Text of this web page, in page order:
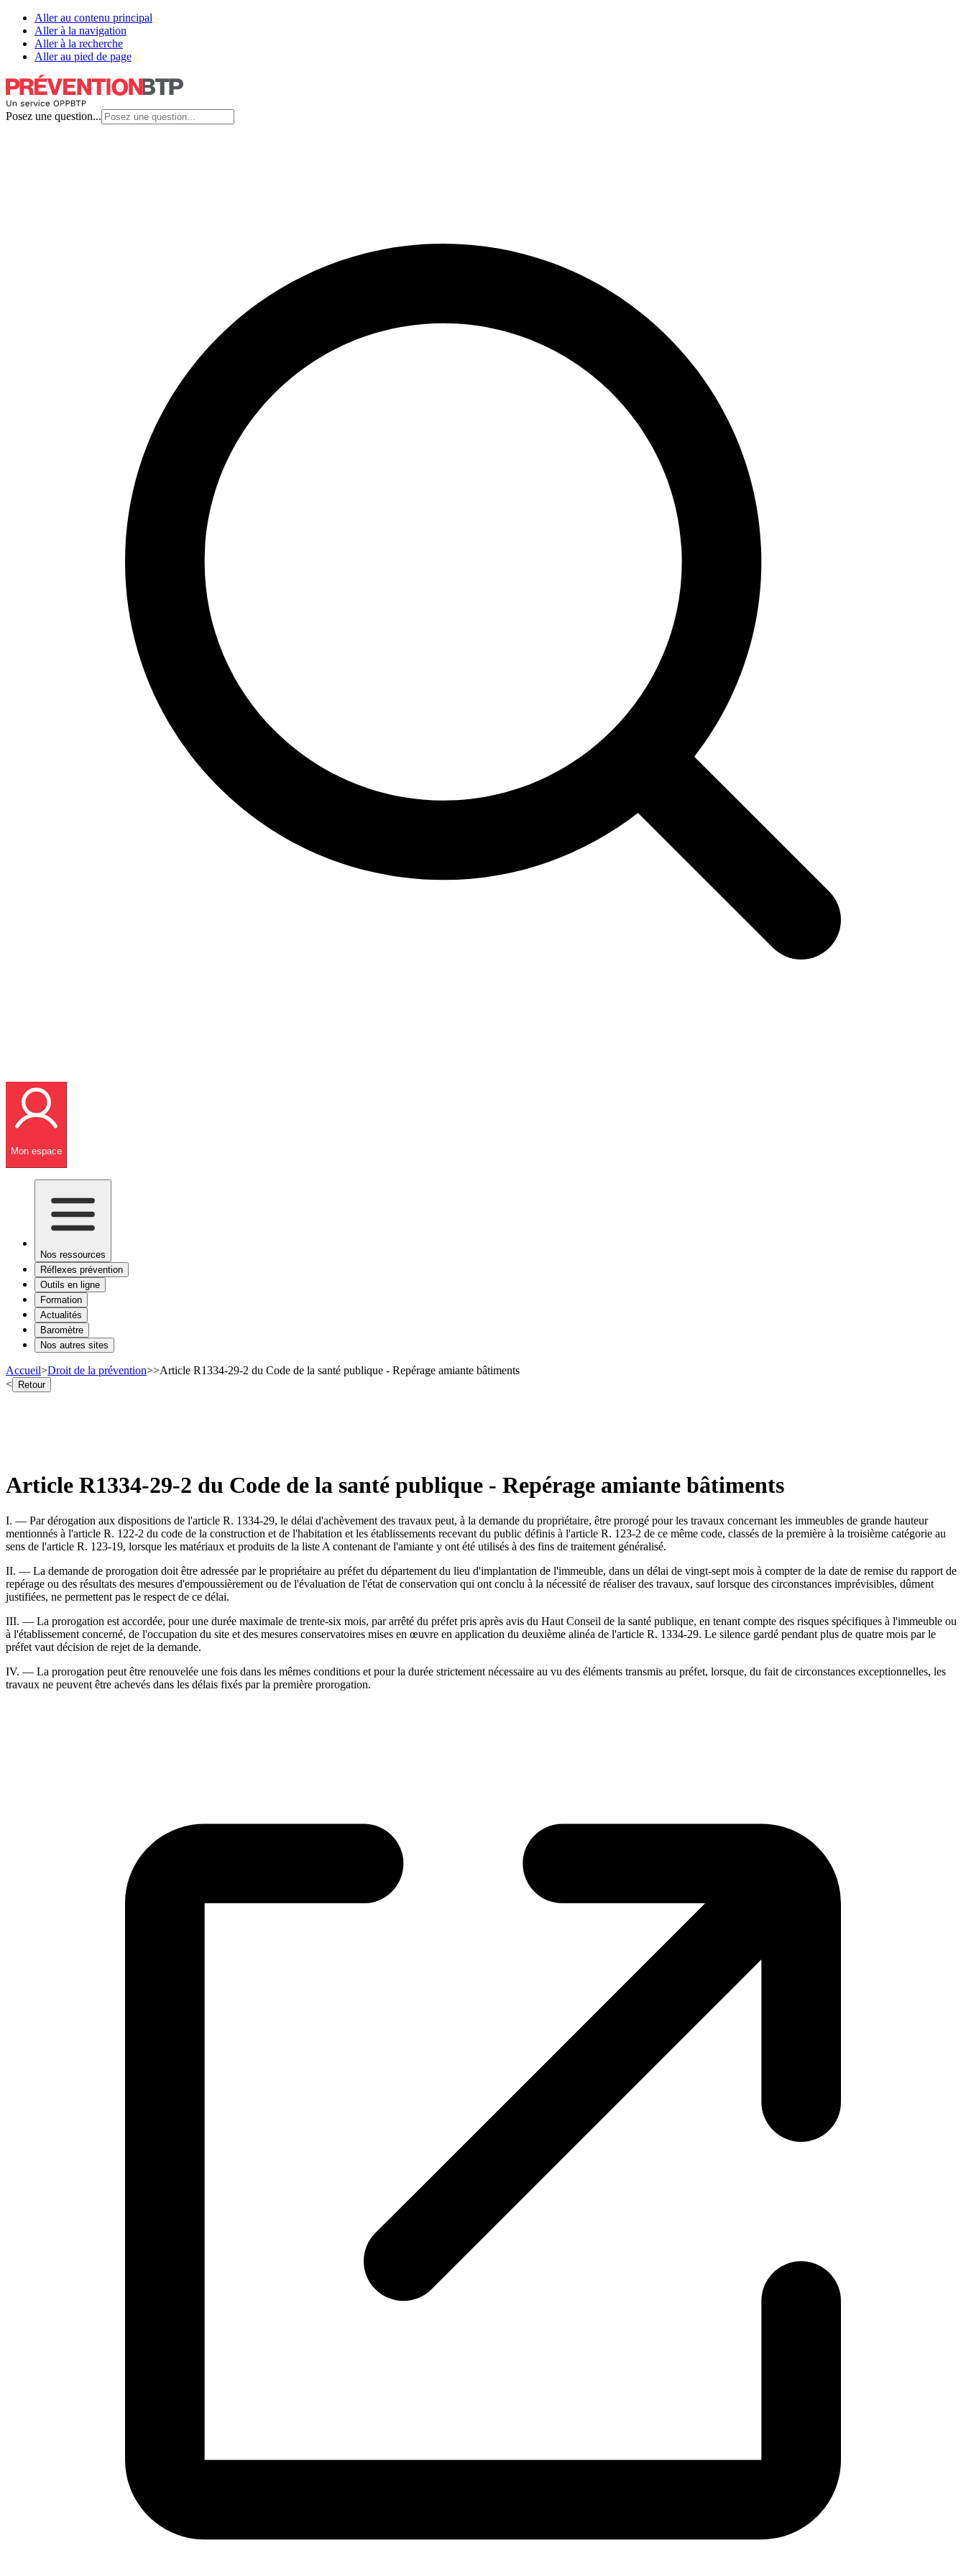
Aller au contenu principal
Aller à la navigation
Aller à la recherche
Aller au pied de page
Posez une question...
Mon espace
Nos ressources
Réflexes prévention
Outils en ligne
Formation
Actualités
Baromètre
Nos autres sites
Accueil>Droit de la prévention>>Article R1334-29-2 du Code de la santé publique - Repérage amiante bâtiments
< Retour
Article R1334-29-2 du Code de la santé publique - Repérage amiante bâtiments
I. ― Par dérogation aux dispositions de l'article R. 1334-29, le délai d'achèvement des travaux peut, à la demande du propriétaire, être prorogé pour les travaux concernant les immeubles de grande hauteur
mentionnés à l'article R. 122-2 du code de la construction et de l'habitation et les établissements recevant du public définis à l'article R. 123-2 de ce même code, classés de la première à la troisième catégorie au
sens de l'article R. 123-19, lorsque les matériaux et produits de la liste A contenant de l'amiante y ont été utilisés à des fins de traitement généralisé.
II. ― La demande de prorogation doit être adressée par le propriétaire au préfet du département du lieu d'implantation de l'immeuble, dans un délai de vingt-sept mois à compter de la date de remise du rapport de
repérage ou des résultats des mesures d'empoussièrement ou de l'évaluation de l'état de conservation qui ont conclu à la nécessité de réaliser des travaux, sauf lorsque des circonstances imprévisibles, dûment
justifiées, ne permettent pas le respect de ce délai.
III. ― La prorogation est accordée, pour une durée maximale de trente-six mois, par arrêté du préfet pris après avis du Haut Conseil de la santé publique, en tenant compte des risques spécifiques à l'immeuble ou
à l'établissement concerné, de l'occupation du site et des mesures conservatoires mises en œuvre en application du deuxième alinéa de l'article R. 1334-29. Le silence gardé pendant plus de quatre mois par le
préfet vaut décision de rejet de la demande.
IV. ― La prorogation peut être renouvelée une fois dans les mêmes conditions et pour la durée strictement nécessaire au vu des éléments transmis au préfet, lorsque, du fait de circonstances exceptionnelles, les
travaux ne peuvent être achevés dans les délais fixés par la première prorogation.